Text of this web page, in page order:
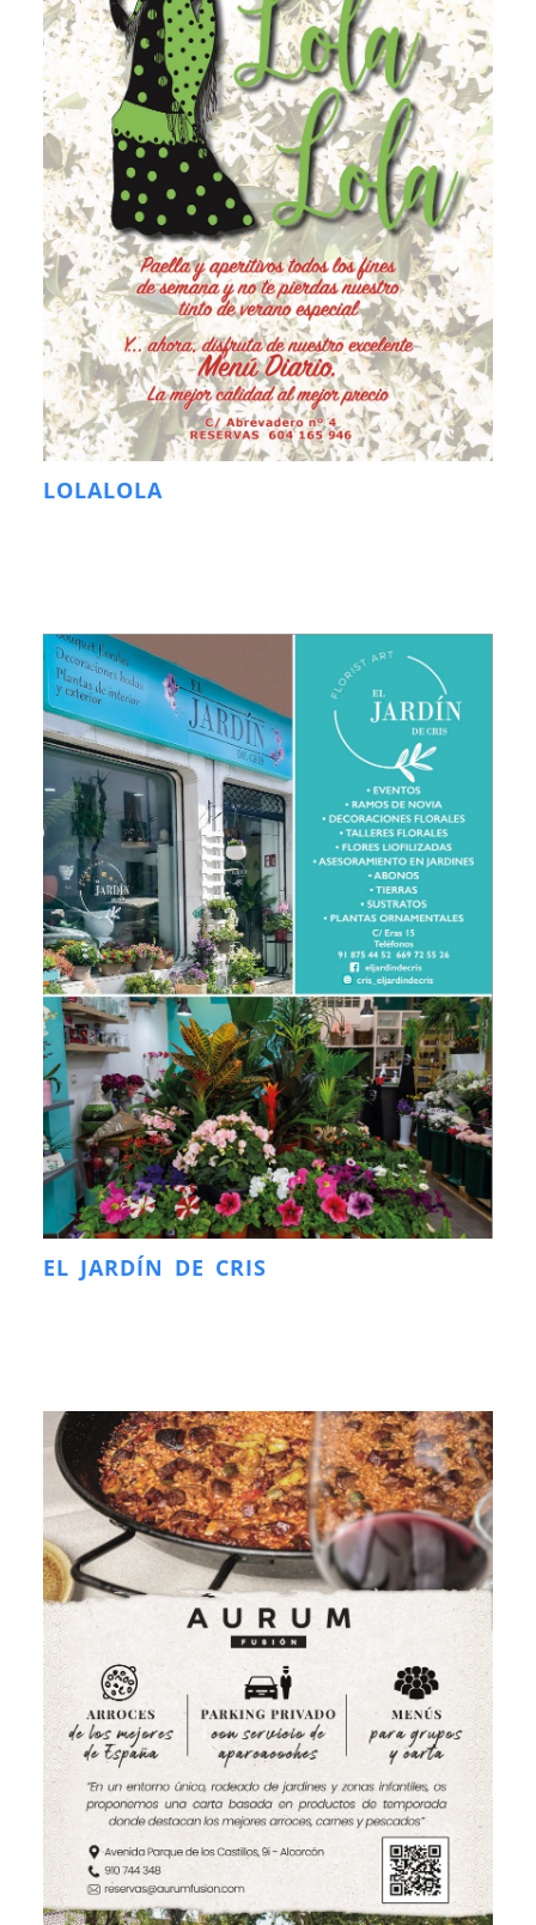
LOLALOLA
EL JARDÍN DE CRIS